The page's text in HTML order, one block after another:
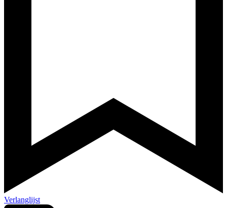
Verlanglijst